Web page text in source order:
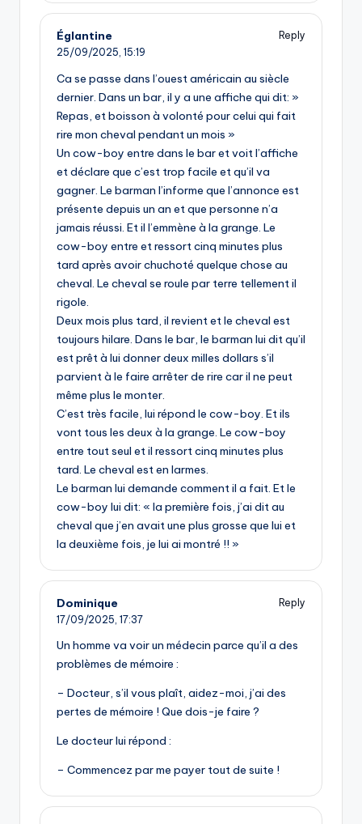
Églantine
Reply
25/09/2025, 15:19
Ca se passe dans l’ouest américain au siècle
dernier. Dans un bar, il y a une affiche qui dit: »
Repas, et boisson à volonté pour celui qui fait
rire mon cheval pendant un mois »
Un cow-boy entre dans le bar et voit l’affiche
et déclare que c’est trop facile et qu’il va
gagner. Le barman l’informe que l’annonce est
présente depuis un an et que personne n’a
jamais réussi. Et il l’emmène à la grange. Le
cow-boy entre et ressort cinq minutes plus
tard après avoir chuchoté quelque chose au
cheval. Le cheval se roule par terre tellement il
rigole.
Deux mois plus tard, il revient et le cheval est
toujours hilare. Dans le bar, le barman lui dit qu’il
est prêt à lui donner deux milles dollars s’il
parvient à le faire arrêter de rire car il ne peut
même plus le monter.
C’est très facile, lui répond le cow-boy. Et ils
vont tous les deux à la grange. Le cow-boy
entre tout seul et il ressort cinq minutes plus
tard. Le cheval est en larmes.
Le barman lui demande comment il a fait. Et le
cow-boy lui dit: « la première fois, j’ai dit au
cheval que j’en avait une plus grosse que lui et
la deuxième fois, je lui ai montré !! »
Dominique
Reply
17/09/2025, 17:37
Un homme va voir un médecin parce qu’il a des
problèmes de mémoire :
– Docteur, s’il vous plaît, aidez-moi, j’ai des
pertes de mémoire ! Que dois-je faire ?
Le docteur lui répond :
– Commencez par me payer tout de suite !